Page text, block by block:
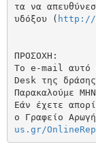
τα να
υδόξου ( http://
ΠΡΟΣΟΧΗ:
Το e-mail αυτό
Desk της
Παρακαλούμε
Εάν έχετε
ο Γραφείο
us.gr/